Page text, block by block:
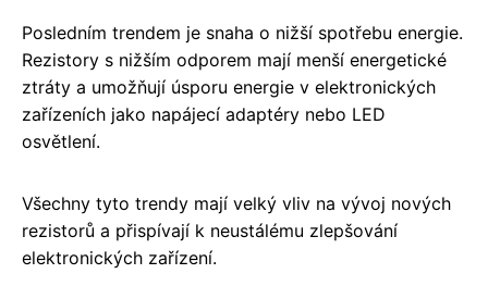
Posledním trendem je snaha o nižší spotřebu energie.
Rezistory s nižším odporem mají menší energetické
ztráty a umožňují úsporu energie v elektronických
zařízeních jako napájecí adaptéry nebo LED
osvětlení.
Všechny tyto trendy mají velký vliv na vývoj nových
rezistorů a přispívají k neustálému zlepšování
elektronických zařízení.